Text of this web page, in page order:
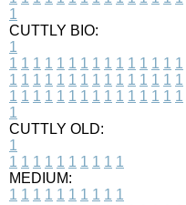
1
CUTTLY BIO:
1
1 1 1 1 1 1 1 1 1 1 1 1 1 1 1
1 1 1 1 1 1 1 1 1 1 1 1 1 1 1
1 1 1 1 1 1 1 1 1 1 1 1 1 1 1
1
CUTTLY OLD:
1
1 1 1 1 1 1 1 1 1 1
MEDIUM:
1 1 1 1 1 1 1 1 1 1